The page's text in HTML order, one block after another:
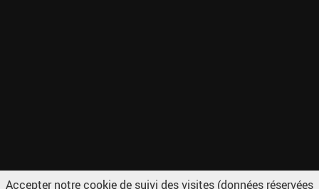
Accepter notre cookie de suivi des visites (données réservées